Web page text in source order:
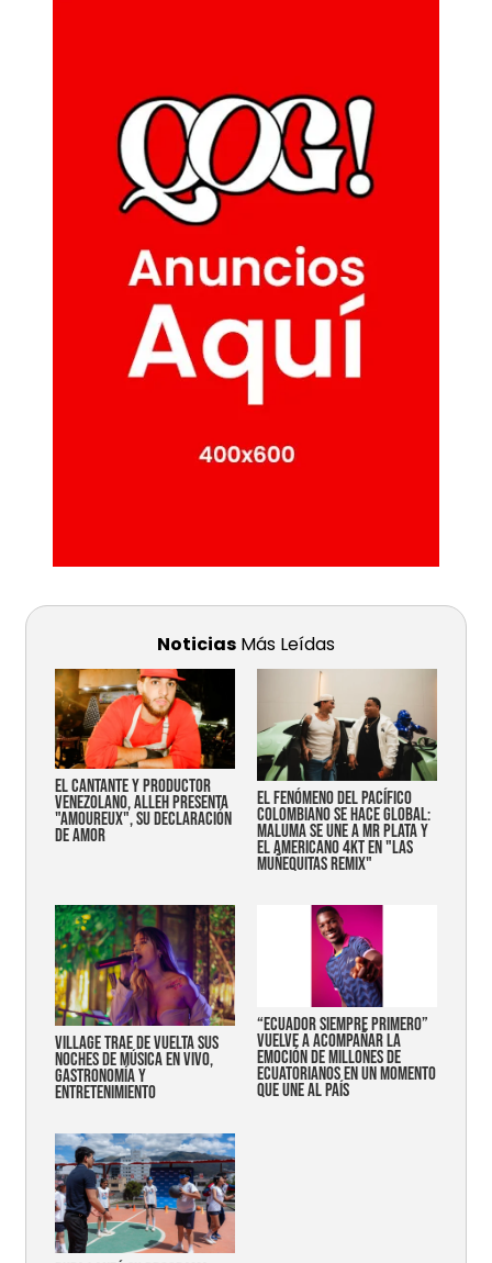
Noticias Más Leídas
EL CANTANTE Y PRODUCTOR
VENEZOLANO, ALLEH PRESENTA
"AMOUREUX", SU DECLARACIÓN
DE AMOR
EL FENÓMENO DEL PACÍFICO
COLOMBIANO SE HACE GLOBAL:
MALUMA SE UNE A MR PLATA Y
EL AMERICANO 4KT EN "LAS
MUÑEQUITAS REMIX"
Village trae de vuelta sus
noches de música en vivo,
gastronomía y
entretenimiento
“Ecuador siempre primero”
vuelve a acompañar la
emoción de millones de
ecuatorianos en un momento
que une al país